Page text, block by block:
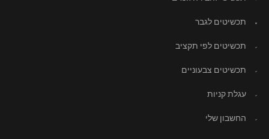
תכשיטים לגבר
תכשיטים לפי תקציב
תכשיטים צבעוניים
עגלת קניות
החשבון שלי